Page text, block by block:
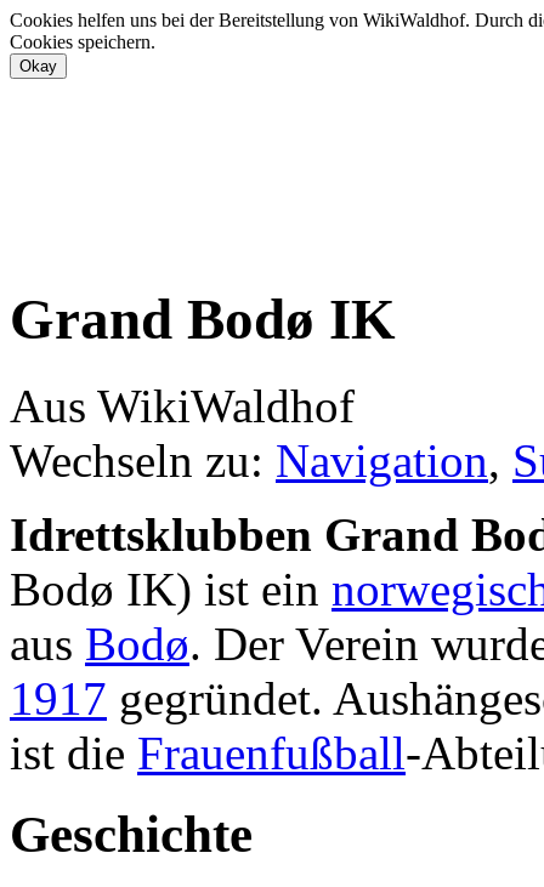
Cookies helfen uns bei der Bereitstellung von WikiWaldhof. Durch
Cookies speichern.
Grand Bodø IK
Aus WikiWaldhof
Wechseln zu: Navigation,
Idrettsklubben Grand
Bodø IK) ist ein
aus Bodø. Der Verein
1917 gegründet.
ist die Frauenfußball-
Geschichte